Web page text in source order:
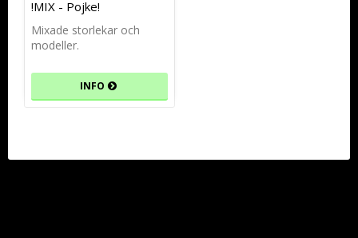
!MIX - Pojke!
Mixade storlekar och
modeller.
INFO